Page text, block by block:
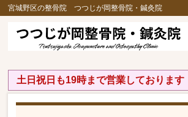
宮城野区の整骨院 つつじが岡整骨院・鍼灸院
土日祝日も19時まで営業しております